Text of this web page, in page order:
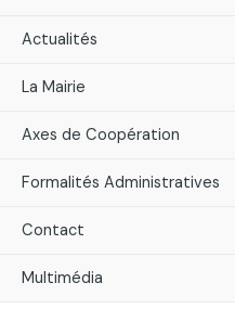
Actualités
La Mairie
Axes de Coopération
Formalités Administratives
Contact
Multimédia